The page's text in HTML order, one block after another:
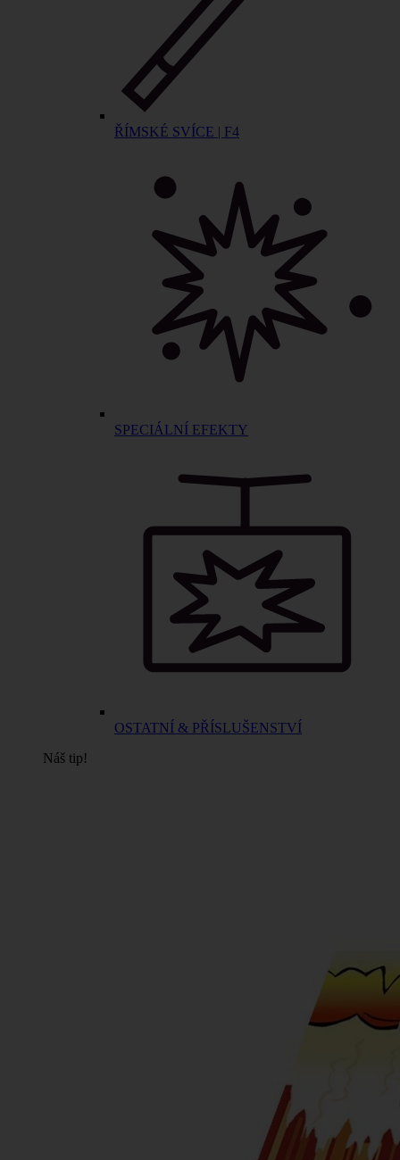
ŘÍMSKÉ SVÍCE | F4
SPECIÁLNÍ EFEKTY
OSTATNÍ & PŘÍSLUŠENSTVÍ
Náš tip!